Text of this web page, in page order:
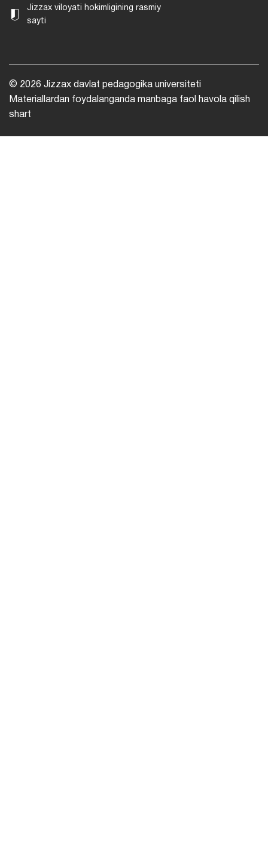
Jizzax viloyati hokimligining rasmiy
sayti
© 2026 Jizzax davlat pedagogika universiteti
Materiallardan foydalanganda manbaga faol havola qilish
shart